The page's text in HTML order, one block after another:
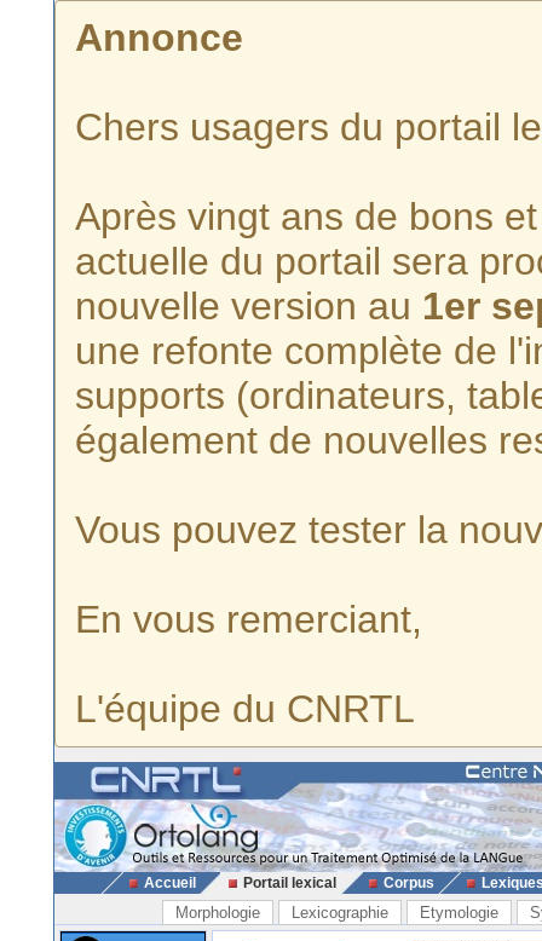
Annonce
Chers usagers du portail
Après vingt ans de bons
actuelle du portail sera
nouvelle version au 1er
une refonte complète de
supports (ordinateurs,
également de nouvelles
Vous pouvez tester la
En vous remerciant,
L'équipe du CNRTL
Accueil Portail lexical Corpus
Morphologie Lexicographie Etymologie